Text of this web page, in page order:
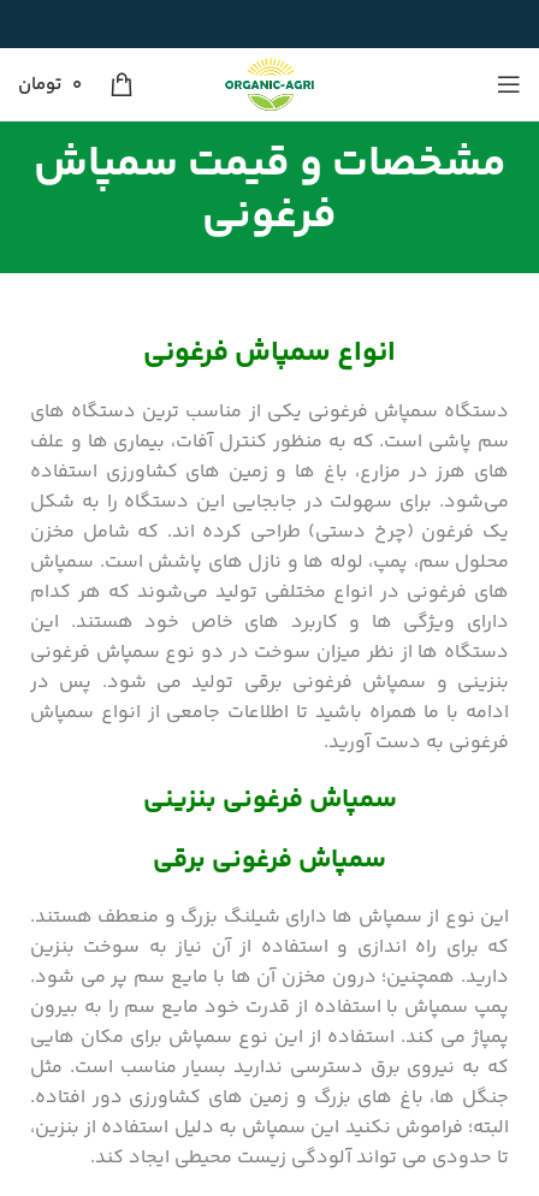
0 تومان
مشخصات و قیمت سمپاش
فرغونی
انواع سمپاش فرغونی
دستگاه سمپاش فرغونی یکی از مناسب ترین دستگاه های
سم پاشی است. که به منظور کنترل آفات، بیماری‌ ها و علف‌
های هرز در مزارع، باغ ‌ها و زمین ‌های کشاورزی استفاده
می‌شود. برای سهولت در جابجایی این دستگاه را به شکل
یک فرغون (چرخ دستی) طراحی کرده اند. که شامل مخزن
محلول سم، پمپ، لوله ‌ها و نازل‌ های پاشش است. سمپاش
‌های فرغونی در انواع مختلفی تولید می‌شوند که هر کدام
دارای ویژگی ‌ها و کاربرد های خاص خود هستند. این
دستگاه ها از نظر میزان سوخت در دو نوع سمپاش فرغونی
بنزینی و سمپاش فرغونی برقی تولید می شود. پس در
ادامه با ما همراه باشید تا اطلاعات جامعی از انواع سمپاش
فرغونی به دست آورید.
سمپاش فرغونی بنزینی
سمپاش فرغونی برقی
این نوع از سمپاش ها دارای شیلنگ بزرگ و منعطف هستند.
که برای راه اندازی و استفاده از آن نیاز به سوخت بنزین
دارید. همچنین؛ درون مخزن آن ها با مایع سم پر می شود.
پمپ سمپاش با استفاده از قدرت خود مایع سم را به بیرون
پمپاژ می کند. استفاده از این نوع سمپاش برای مکان هایی
که به نیروی برق دسترسی ندارید بسیار مناسب است. مثل
جنگل ها، باغ های بزرگ و زمین های کشاورزی دور افتاده.
البته؛ فراموش نکنید این سمپاش به دلیل استفاده از بنزین،
تا حدودی می تواند آلودگی زیست محیطی ایجاد کند.